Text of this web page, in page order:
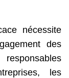
nécessite
des
les